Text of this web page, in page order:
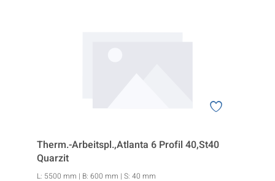
Therm.-Arbeitspl.,Atlanta 6 Profil 40,St40
Quarzit
L: 5500 mm | B: 600 mm | S: 40 mm